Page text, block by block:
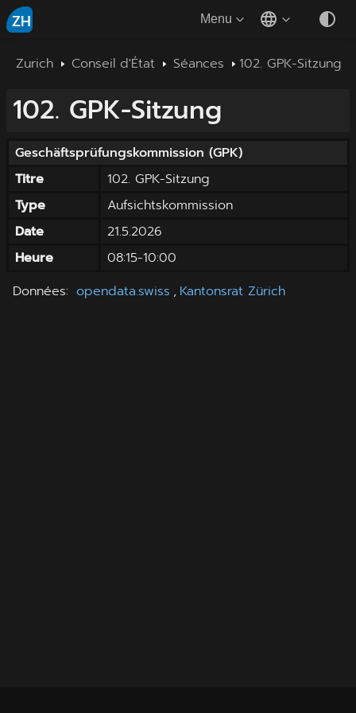
ZH Menu
Zurich Conseil d'État Séances 102. GPK-Sitzung
102. GPK-Sitzung
Geschäftsprüfungskommission (GPK)
Titre
102. GPK-Sitzung
Type
Aufsichtskommission
Date
21.5.2026
Heure
08:15-10:00
Données: opendata.swiss , Kantonsrat Zürich